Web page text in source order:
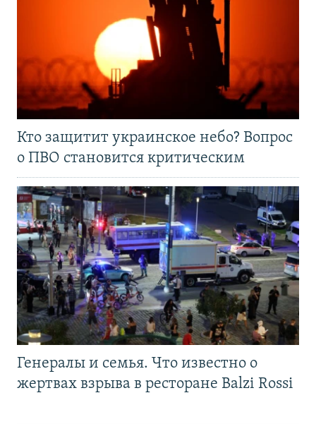
Кто защитит украинское небо? Вопрос
о ПВО становится критическим
Генералы и семья. Что известно о
жертвах взрыва в ресторане Balzi Rossi